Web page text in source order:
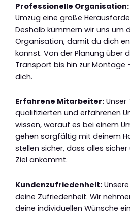
Professionelle Organisation:
Umzug eine große
Deshalb kümmern wir uns um
Organisation, damit du dich
kannst. Von der Planung über
Transport bis hin zur Montage
dich.
Erfahrene Mitarbeiter:
qualifizierten und erfahrenen
wissen, worauf es bei einem
gehen sorgfältig mit deinem
stellen sicher, dass alles
Ziel ankommt.
Kundenzufriedenheit:
deine Zufriedenheit. Wir
deine individuellen Wünsche